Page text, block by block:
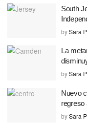
South
bySara
La
bySara
Nuevo
regreso
bySara